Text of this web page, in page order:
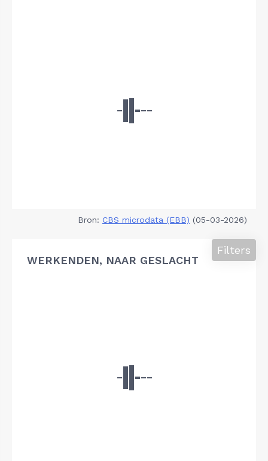
Bron: CBS microdata (EBB) (05-03-2026)
WERKENDEN, NAAR GESLACHT
Filters